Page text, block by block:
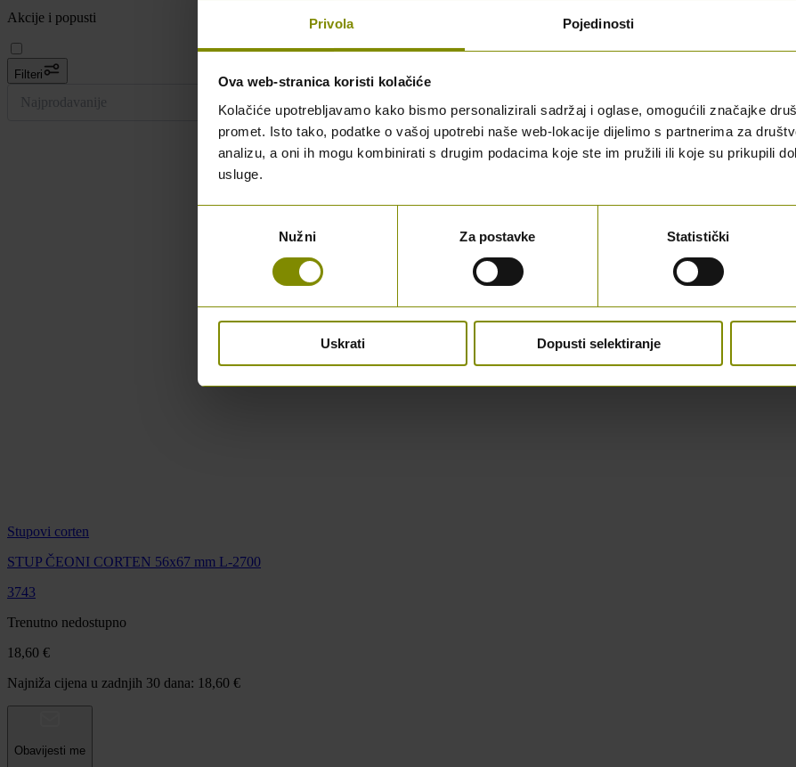
Privola Pojedinosti
Ova web-stranica koristi kolačiće
Kolačiće upotrebljavamo kako bismo personalizirali sadržaj i oglase, omogućili značajke
promet. Isto tako, podatke o vašoj upotrebi naše web-lokacije dijelimo s partnerima za
analizu, a oni ih mogu kombinirati s drugim podacima koje ste im pružili ili koje su prikupili
usluge.
Nužni Za postavke Statistički
Uskrati Dopusti selektiranje
Akcije i popusti
Filteri
Najprodavanije
Stupovi corten
STUP ČEONI CORTEN 56x67 mm L-2700
3743
Trenutno nedostupno
18,60 €
Najniža cijena u zadnjih 30 dana: 18,60 €
Obavijesti me